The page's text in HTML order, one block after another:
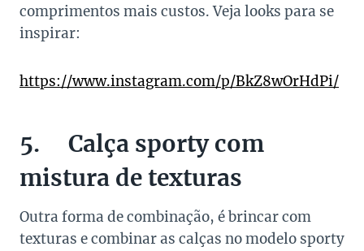
comprimentos mais custos. Veja looks para se
inspirar:
https://www.instagram.com/p/BkZ8wOrHdPi/
5. Calça sporty com
mistura de texturas
Outra forma de combinação, é brincar com
texturas e combinar as calças no modelo sporty